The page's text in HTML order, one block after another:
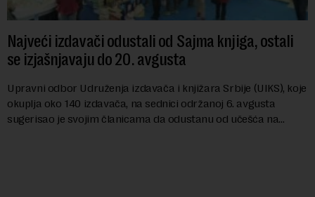
Najveći izdavači odustali od Sajma knjiga, ostali
se izjašnjavaju do 20. avgusta
Upravni odbor Udruženja izdavača i knjižara Srbije (UIKS), koje
okuplja oko 140 izdavača, na sednici održanoj 6. avgusta
sugerisao je svojim članicama da odustanu od učešća na